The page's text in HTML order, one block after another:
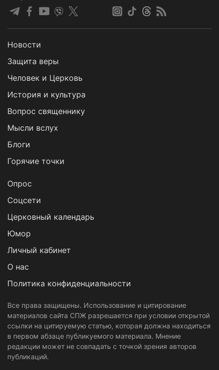
Новости
Защита веры
Человек и Церковь
История и культура
Вопрос священнику
Мысли вслух
Блоги
Горячие точки
Опрос
Cоцсети
Церковный календарь
Юмор
Личный кабинет
О нас
Политика конфиденциальности
Все права защищены. Использование и цитирование
материалов сайта СПЖ разрешается при условии открытой
ссылки на цитируемую статью, которая должна находиться
в первом абзаце публикуемого материала. Мнение
редакции может не совпадать с точкой зрения авторов
публикаций.